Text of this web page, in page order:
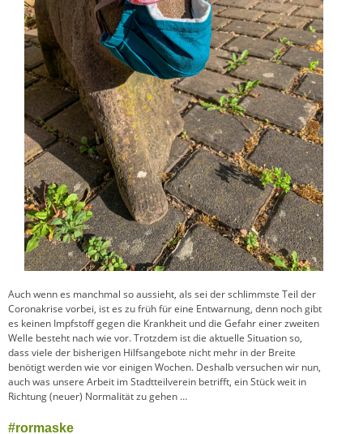
Auch wenn es manchmal so aussieht, als sei der schlimmste Teil der
Coronakrise vorbei, ist es zu früh für eine Entwarnung, denn noch gibt
es keinen Impfstoff gegen die Krankheit und die Gefahr einer zweiten
Welle besteht nach wie vor. Trotzdem ist die aktuelle Situation so,
dass viele der bisherigen Hilfsangebote nicht mehr in der Breite
benötigt werden wie vor einigen Wochen. Deshalb versuchen wir nun,
auch was unsere Arbeit im Stadtteilverein betrifft, ein Stück weit in
Richtung (neuer) Normalität zu gehen …
#rormaske